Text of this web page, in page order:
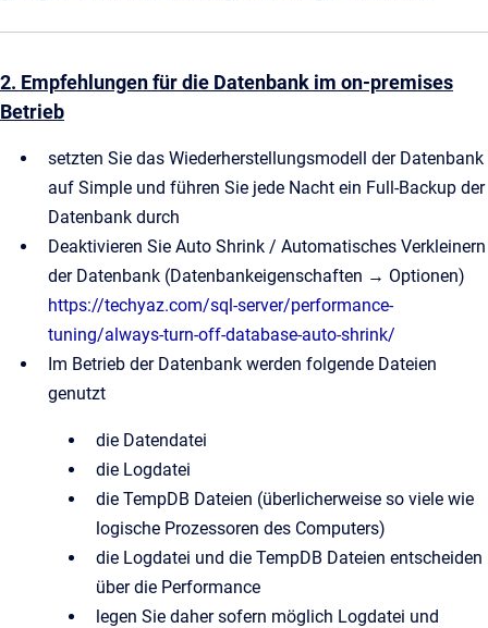
2. Empfehlungen für die Datenbank im on-premises
Betrieb
setzten Sie das Wiederherstellungsmodell der Datenbank
auf Simple und führen Sie jede Nacht ein Full-Backup der
Datenbank durch
Deaktivieren Sie Auto Shrink / Automatisches Verkleinern
der Datenbank (Datenbankeigenschaften → Optionen)
https://techyaz.com/sql-server/performance-
tuning/always-turn-off-database-auto-shrink/
Im Betrieb der Datenbank werden folgende Dateien
genutzt
die Datendatei
die Logdatei
die TempDB Dateien (überlicherweise so viele wie
logische Prozessoren des Computers)
die Logdatei und die TempDB Dateien entscheiden
über die Performance
legen Sie daher sofern möglich Logdatei und